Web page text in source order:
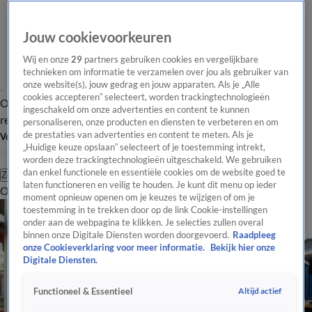
Overzicht Laatste nieuws Regionieuws Het beste van Hart
Tip de
redactie
Volg Hart van Nederland
Zoeken
OverzichtRegioUitzendingenWeerTip de redactiePanelVideo's
Jouw cookievoorkeuren
Wij en onze29 partners gebruiken cookies en vergelijkbare
technieken om informatie te verzamelen over jou als gebruiker van
onze website(s), jouw gedrag en jouw apparaten. Als je „Alle
cookies accepteren” selecteert, worden trackingtechnologieën
ingeschakeld om onze advertenties en content te kunnen
personaliseren, onze producten en diensten te verbeteren en om
de prestaties van advertenties en content te meten. Als je
„Huidige keuze opslaan” selecteert of je toestemming intrekt,
worden deze trackingtechnologieën uitgeschakeld. We gebruiken
dan enkel functionele en essentiële cookies om de website goed te
laten functioneren en veilig te houden. Je kunt dit menu op ieder
moment opnieuw openen om je keuzes te wijzigen of om je
toestemming in te trekken door op de link Cookie-instellingen
onder aan de webpagina te klikken. Je selecties zullen overal
binnen onze Digitale Diensten worden doorgevoerd. Raadpleeg
onze Cookieverklaring voor meer informatie.
Bekijk hier onze
Digitale Diensten.
Functioneel & Essentieel Altijd actief